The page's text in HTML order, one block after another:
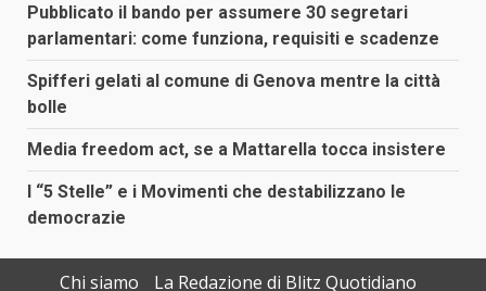
Pubblicato il bando per assumere 30 segretari
parlamentari: come funziona, requisiti e scadenze
Spifferi gelati al comune di Genova mentre la città
bolle
Media freedom act, se a Mattarella tocca insistere
I “5 Stelle” e i Movimenti che destabilizzano le
democrazie
Chi siamo La Redazione di Blitz Quotidiano